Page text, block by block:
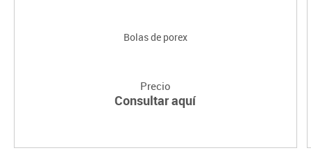
Bolas de porex
Precio
Consultar aquí